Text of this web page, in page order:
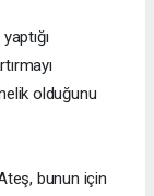
olduğunu
bunun için